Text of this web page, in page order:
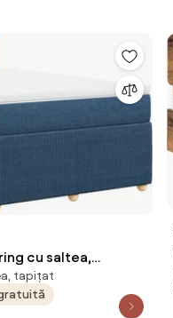
cu saltea,
material textil
tapițat